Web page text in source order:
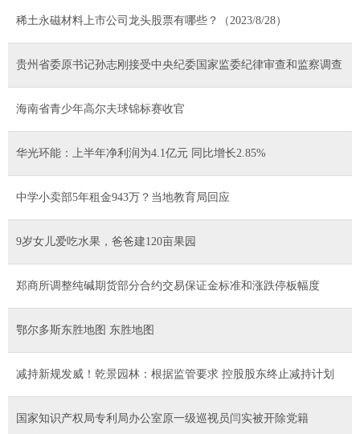
稀土永磁材料上市公司龙头股票有哪些？（2023/8/28）
贵州省委原书记孙志刚接受中央纪委国家监委纪律审查和监察调查
海南省青少年高尔夫球锦标赛收官
华光环能：上半年净利润为4.1亿元 同比增长2.85%
中学小卖部5年租金943万？当地教育局回应
9岁女儿爱吃水果，爸爸建120亩果园
郑商所调整纯碱期货部分合约交易保证金标准和涨跌停板幅度
鄂尔多斯东胜地图 东胜地图
减持新规发威！乾景园林：根据监管要求 控股股东终止减持计划
国家知识产权局专利局办公室原一级巡视员闫实被开除党籍